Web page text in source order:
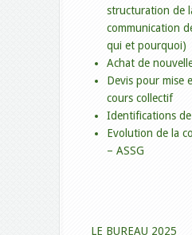
structuration de
communication
qui et pourquoi)
Achat de
Devis pour mise
cours collectif
Identifications
Evolution de la
– ASSG
LE BUREAU 2025